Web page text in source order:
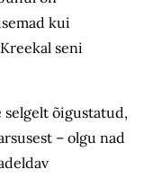
kui
seni
selgelt õigustatud,
– olgu nad